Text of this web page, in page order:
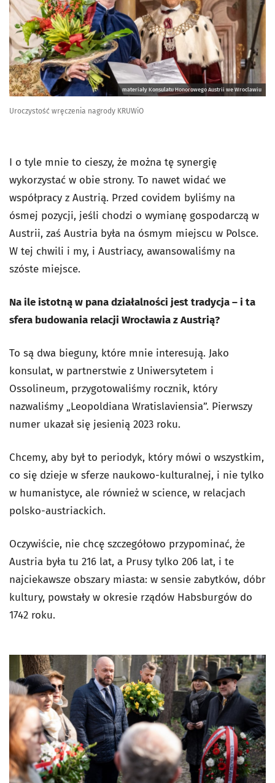
materiały Konsulatu Honorowego Austrii we Wroclawiu
Uroczystość wręczenia nagrody KRUWiO
I o tyle mnie to cieszy, że można tę synergię
wykorzystać w obie strony. To nawet widać we
współpracy z Austrią. Przed covidem byliśmy na
ósmej pozycji, jeśli chodzi o wymianę gospodarczą w
Austrii, zaś Austria była na ósmym miejscu w Polsce.
W tej chwili i my, i Austriacy, awansowaliśmy na
szóste miejsce.
Na ile istotną w pana działalności jest tradycja – i ta
sfera budowania relacji Wrocławia z Austrią?
To są dwa bieguny, które mnie interesują. Jako
konsulat, w partnerstwie z Uniwersytetem i
Ossolineum, przygotowaliśmy rocznik, który
nazwaliśmy „Leopoldiana Wratislaviensia”. Pierwszy
numer ukazał się jesienią 2023 roku.
Chcemy, aby był to periodyk, który mówi o wszystkim,
co się dzieje w sferze naukowo-kulturalnej, i nie tylko
w humanistyce, ale również w science, w relacjach
polsko-austriackich.
Oczywiście, nie chcę szczegółowo przypominać, że
Austria była tu 216 lat, a Prusy tylko 206 lat, i te
najciekawsze obszary miasta: w sensie zabytków, dóbr
kultury, powstały w okresie rządów Habsburgów do
1742 roku.